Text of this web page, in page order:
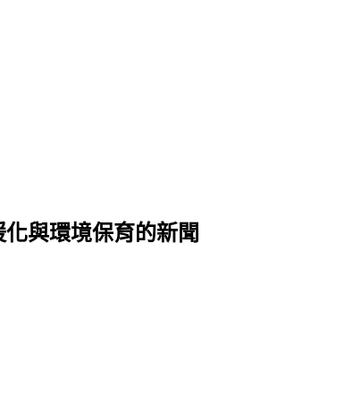
與環境保育的新聞